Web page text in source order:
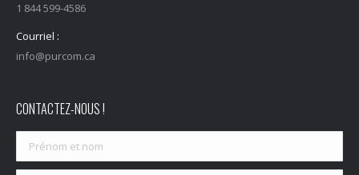
1 844 599-4586
Courriel :
info@purcom.ca
CONTACTEZ-NOUS !